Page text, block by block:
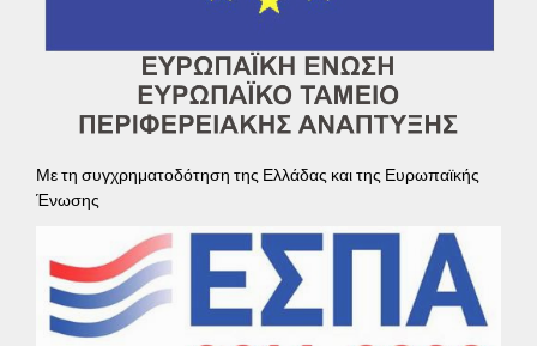
Με τη συγχρηματοδότηση της Ελλάδας και της Ευρωπαϊκής
Ένωσης